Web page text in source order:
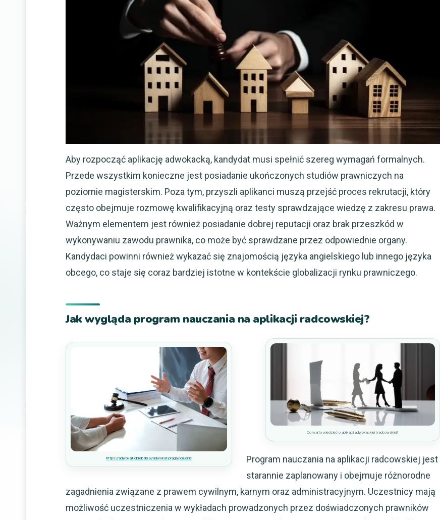
Aby rozpocząć aplikację adwokacką, kandydat musi spełnić szereg wymagań formalnych.
Przede wszystkim konieczne jest posiadanie ukończonych studiów prawniczych na
poziomie magisterskim. Poza tym, przyszli aplikanci muszą przejść proces rekrutacji, który
często obejmuje rozmowę kwalifikacyjną oraz testy sprawdzające wiedzę z zakresu prawa.
Ważnym elementem jest również posiadanie dobrej reputacji oraz brak przeszkód w
wykonywaniu zawodu prawnika, co może być sprawdzane przez odpowiednie organy.
Kandydaci powinni również wykazać się znajomością języka angielskiego lub innego języka
obcego, co staje się coraz bardziej istotne w kontekście globalizacji rynku prawniczego.
Jak wygląda program nauczania na aplikacji radcowskiej?
Co warto wiedzieć o aplikacji adwokackiej i radcowskiej?
https://adwokat-obrebski.pl/adwokat-praga-poludnie
Program nauczania na aplikacji radcowskiej jest
starannie zaplanowany i obejmuje różnorodne
zagadnienia związane z prawem cywilnym, karnym oraz administracyjnym. Uczestnicy mają
możliwość uczestniczenia w wykładach prowadzonych przez doświadczonych prawników